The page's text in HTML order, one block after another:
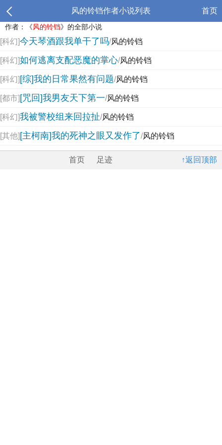
风的铃铛作者小说列表 首页
作者：《风的铃铛》的全部小说
[科幻]今天琴酒跟我单干了吗/风的铃铛
[科幻]如何逃离支配恶魔的掌心/风的铃铛
[科幻] [综]我的日常果然有问题/风的铃铛
[都市] [咒回]我男友天下第一/风的铃铛
[科幻]我被警校组来回拉扯/风的铃铛
[其他] [主柯南]我的死神之眼又发作了/风的铃铛
↑返回顶部
首页 足迹